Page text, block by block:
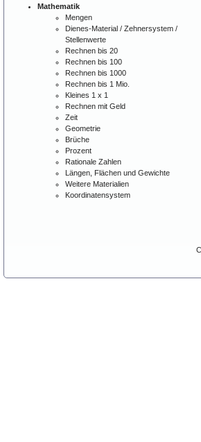
Mathematik
Mengen
Dienes-Material / Zehnersystem /
Stellenwerte
Rechnen bis 20
Rechnen bis 100
Rechnen bis 1000
Rechnen bis 1 Mio.
Kleines 1 x 1
Rechnen mit Geld
Zeit
Geometrie
Brüche
Prozent
Rationale Zahlen
Längen, Flächen und Gewichte
Weitere Materialien
Koordinatensystem